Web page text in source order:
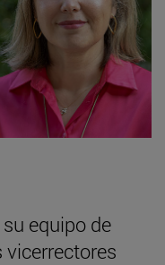
equipo de
vicerrectores